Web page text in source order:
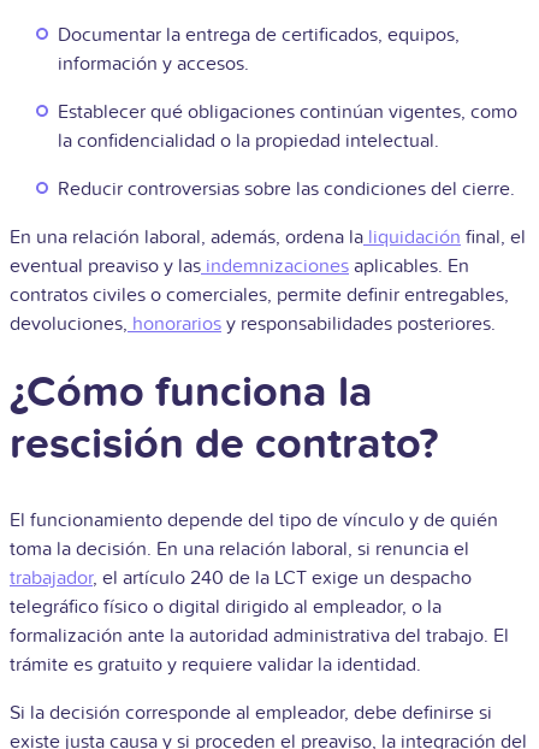
Documentar la entrega de certificados, equipos,
información y accesos.
Establecer qué obligaciones continúan vigentes, como
la confidencialidad o la propiedad intelectual.
Reducir controversias sobre las condiciones del cierre.
En una relación laboral, además, ordena la liquidación final, el
eventual preaviso y las indemnizaciones aplicables. En
contratos civiles o comerciales, permite definir entregables,
devoluciones, honorarios y responsabilidades posteriores.
¿Cómo funciona la
rescisión de contrato?
El funcionamiento depende del tipo de vínculo y de quién
toma la decisión. En una relación laboral, si renuncia el
trabajador, el artículo 240 de la LCT exige un despacho
telegráfico físico o digital dirigido al empleador, o la
formalización ante la autoridad administrativa del trabajo. El
trámite es gratuito y requiere validar la identidad.
Si la decisión corresponde al empleador, debe definirse si
existe justa causa y si proceden el preaviso, la integración del